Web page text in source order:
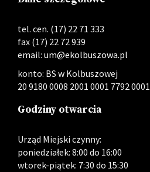
tel. cen. (17) 22 71 333
fax (17) 22 72 939
email: um@ekolbuszowa.pl
konto: BS w Kolbuszowej
20 9180 0008 2001 0001 7792 0001
Godziny otwarcia
Urząd Miejski czynny:
poniedziałek: 8:00 do 16:00
wtorek-piątek: 7:30 do 15:30